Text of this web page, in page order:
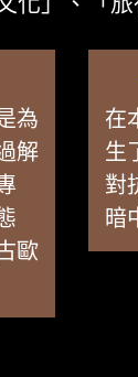
為
解
歐
在
生
對
暗